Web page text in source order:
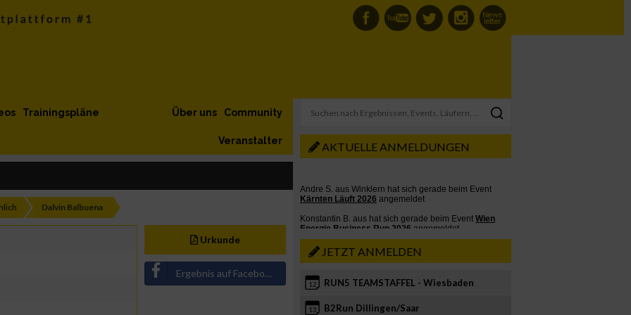
Trainingspläne Community
Über uns
Veranstalter
Dalvin Balbuena
Urkunde
Ergebnis auf Facebook teilen
AKTUELLE ANMELDUNGEN
JETZT ANMELDEN
12 RUN5 TEAMSTAFFEL - Wiesbaden
13 B2Run Dillingen/Saar